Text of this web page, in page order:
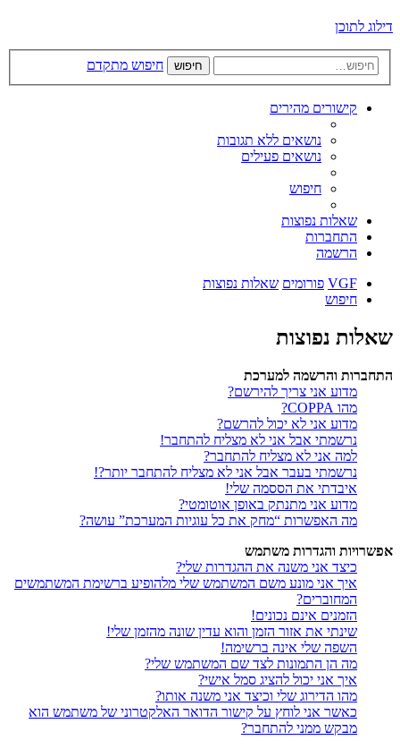
דילוג לתוכן
חיפוש חיפוש מתקדם
קישורים מהירים
נושאים ללא תגובות
נושאים פעילים
חיפוש
שאלות נפוצות
התחברות
הרשמה
VGF פורומים שאלות נפוצות
חיפוש
שאלות נפוצות
התחברות והרשמה למערכת
מדוע אני צריך להירשם?
מהו COPPA?
מדוע אני לא יכול להרשם?
נרשמתי אבל אני לא מצליח להתחבר!
למה אני לא מצליח להתחבר?
נרשמתי בעבר אבל אני לא מצליח להתחבר יותר?!
איבדתי את הססמה שלי!
מדוע אני מתנתק באופן אוטומטי?
מה האפשרות “מחק את כל עוגיות המערכת” עושה?
אפשרויות והגדרות משתמש
כיצד אני משנה את ההגדרות שלי?
איך אני מונע משם המשתמש שלי מלהופיע ברשימת המשתמשים
המחוברים?
הזמנים אינם נכונים!
שינתי את אזור הזמן והוא עדין שונה מהזמן שלי!
השפה שלי אינה ברשימה!
מה הן התמונות לצד שם המשתמש שלי?
איך אני יכול להציג סמל אישי?
מהו הדירוג שלי וכיצד אני משנה אותו?
כאשר אני לוחץ על קישור הדואר האלקטרוני של משתמש הוא
מבקש ממני להתחבר?